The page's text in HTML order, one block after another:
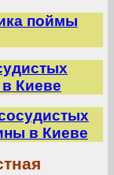
поймы
Киеве
в Киеве